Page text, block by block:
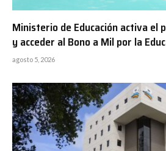
Ministerio de Educación activa el
y acceder al Bono a Mil por la
agosto 5, 2026